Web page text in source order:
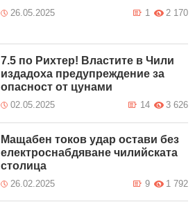
26.05.2025 2 170
1
7.5 по Рихтер! Властите в Чили
издадоха предупреждение за
опасност от цунами
02.05.2025 3 626
14
Мащабен токов удар остави без
електроснабдяване чилийската
столица
26.02.2025 1 792
9